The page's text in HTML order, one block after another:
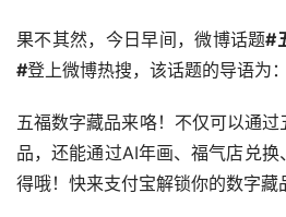
果不其然，今日早间，微博话题#
#登上微博热搜，该话题的导语为：
五福数字藏品来咯！不仅可以通
品，还能通过AI年画、福气店兑
得哦！快来支付宝解锁你的数字藏